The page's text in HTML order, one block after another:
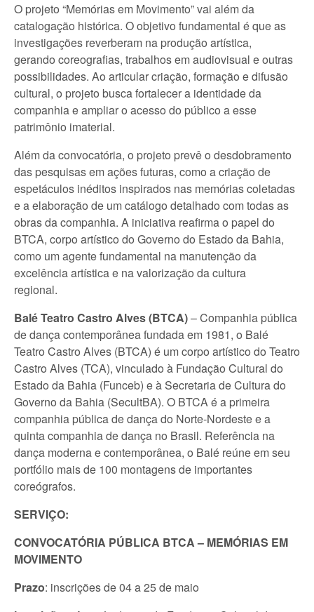
O projeto “Memórias em Movimento” vai além da
catalogação histórica. O objetivo fundamental é que as
investigações reverberam na produção artística,
gerando coreografias, trabalhos em audiovisual e outras
possibilidades. Ao articular criação, formação e difusão
cultural, o projeto busca fortalecer a identidade da
companhia e ampliar o acesso do público a esse
patrimônio imaterial.
Além da convocatória, o projeto prevê o desdobramento
das pesquisas em ações futuras, como a criação de
espetáculos inéditos inspirados nas memórias coletadas
e a elaboração de um catálogo detalhado com todas as
obras da companhia. A iniciativa reafirma o papel do
BTCA, corpo artístico do Governo do Estado da Bahia,
como um agente fundamental na manutenção da
excelência artística e na valorização da cultura
regional.
Balé Teatro Castro Alves (BTCA)– Companhia pública
de dança contemporânea fundada em 1981, o Balé
Teatro Castro Alves (BTCA) é um corpo artístico do Teatro
Castro Alves (TCA), vinculado à Fundação Cultural do
Estado da Bahia (Funceb) e à Secretaria de Cultura do
Governo da Bahia (SecultBA). O BTCA é a primeira
companhia pública de dança do Norte-Nordeste e a
quinta companhia de dança no Brasil. Referência na
dança moderna e contemporânea, o Balé reúne em seu
portfólio mais de 100 montagens de importantes
coreógrafos.
SERVIÇO:
CONVOCATÓRIA PÚBLICA BTCA – MEMÓRIAS EM
MOVIMENTO
Prazo: inscrições de 04 a 25 de maio